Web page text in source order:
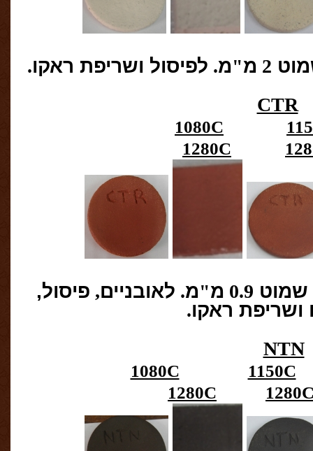
2 מ"מ. לפיסול ושריפת ראקו.
CTR
1080C
1280C
שמוט 0.9 מ"מ. לאובניים, פיסול,
ושריפת ראקו.
NTN
1080C
1150C
1280C